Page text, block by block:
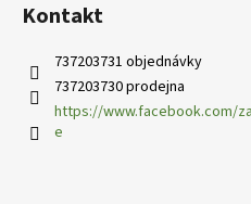
Kontakt
737203731 objednávky
737203730 prodejna
https://www.facebook.com/
e